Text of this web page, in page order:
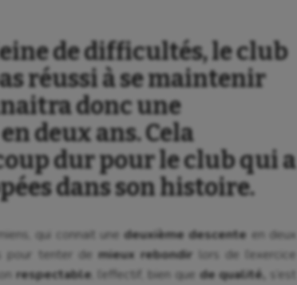
de difficultés, le club
réussi à se maintenir
donc une
deux ans. Cela
dur pour le club qui a
dans son histoire.
qui connait unedeuxième descente en deux
pour tenter demieux rebondir
lors de l’exercice
respectable , l’effectif, bien que de qualité, s’est